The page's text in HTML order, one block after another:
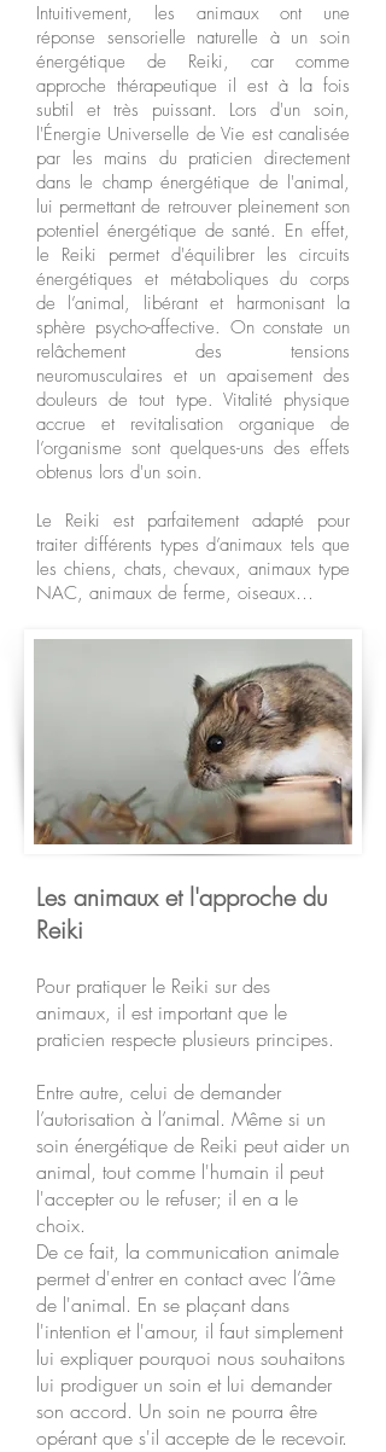
Intuitivement, les animaux ont une
réponse sensorielle naturelle à un soin
énergétique de Reiki, car comme
approche thérapeutique il est à la fois
subtil et très puissant. Lors d'un soin,
l'Énergie Universelle de Vie est canalisée
par les mains du praticien directement
dans le champ énergétique de l'animal,
lui permettant de retrouver pleinement son
potentiel énergétique de santé. En effet,
le Reiki permet d'équilibrer les circuits
énergétiques et métaboliques du corps
de l’animal, libérant et harmonisant la
sphère psycho-affective. On constate un
relâchement des tensions
neuromusculaires et un apaisement des
douleurs de tout type. Vitalité physique
accrue et revitalisation organique de
l’organisme sont quelques-uns des effets
obtenus lors d'un soin.
Le Reiki est parfaitement adapté pour
traiter différents types d’animaux tels que
les chiens, chats, chevaux, animaux type
NAC, animaux de ferme, oiseaux…
Les animaux et l'approche du
Reiki
Pour pratiquer le Reiki sur des
animaux, il est important que le
praticien respecte plusieurs principes.
Entre autre, celui de demander
l’autorisation à l’animal. Même si un
soin énergétique de Reiki peut aider un
animal, tout comme l'humain il peut
l'accepter ou le refuser; il en a le
choix.
De ce fait, la communication animale
permet d'entrer en contact avec l’âme
de l'animal. En se plaçant dans
l'intention et l'amour, il faut simplement
lui expliquer pourquoi nous souhaitons
lui prodiguer un soin et lui demander
son accord. Un soin ne pourra être
opérant que s'il accepte de le recevoir.